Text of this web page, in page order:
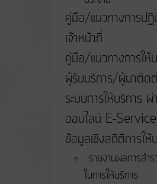
คู่มือ/แนวทางการป
เจ้าหน้าที่
คู่มือ/แนวทางการให้
ผู้รับบริการ/ผู้มาติด
ระบบการให้บริการ
ออนไลน์ E-Service
ข้อมูลเชิงสถิติการให้
รายงานผลการสำ
ในการให้บริการ